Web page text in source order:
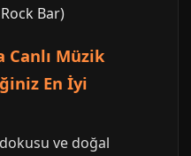
Müzik
En İyi
ve doğal